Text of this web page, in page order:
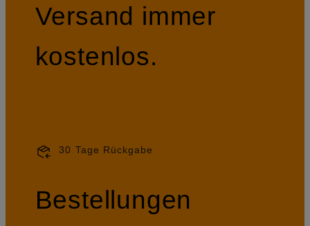
Versand immer
kostenlos.
30 Tage Rückgabe
Bestellungen